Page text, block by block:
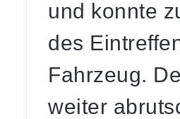
und konnte
des
Fahrzeug.
weiter